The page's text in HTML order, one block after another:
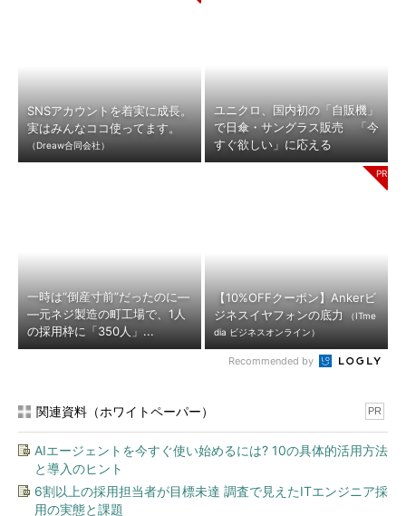
SNSアカウントを着実に成長。
実はみんなココ使ってます。
（Dreaw合同会社）
ユニクロ、国内初の「自販機」
で日傘・サングラス販売 「今
すぐ欲しい」に応える
一時は“倒産寸前”だったのに―
―元ネジ製造の町工場で、1人
の採用枠に「350人」...
【10%OFFクーポン】Ankerビ
ジネスイヤフォンの底力
（ITme
dia ビジネスオンライン）
Recommended by
関連資料（ホワイトペーパー） PR
AIエージェントを今すぐ使い始めるには? 10の具体的活用方法
と導入のヒント
6割以上の採用担当者が目標未達 調査で見えたITエンジニア採
用の実態と課題